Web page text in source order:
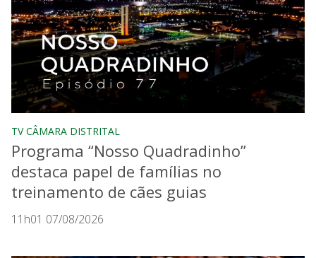
TV CÂMARA DISTRITAL
Programa “Nosso Quadradinho”
destaca papel de famílias no
treinamento de cães guias
11h01 07/08/2026